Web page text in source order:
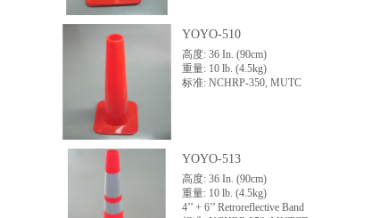
YOYO-510
高度: 36 In. (90cm)
重量: 10 lb. (4.5kg)
标准: NCHRP-350, MUTC
YOYO-513
高度: 36 In. (90cm)
重量: 10 lb. (4.5kg)
4’’ + 6’’ Retroreflective Band